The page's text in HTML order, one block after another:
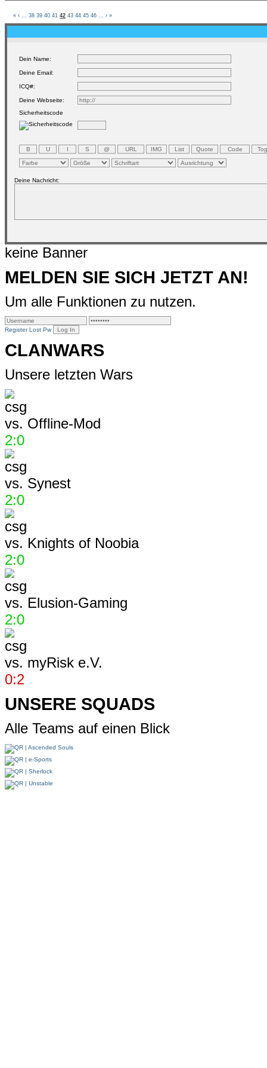
« ‹ 38 39 40 41 42 43 44 45 46 › »
Dein Name:
Deine Email:
ICQ#:
Deine Webseite:
Sicherheitscode
Deine Nachricht:
keine Banner
MELDEN SIE SICH JETZT AN!
Um alle Funktionen zu nutzen.
Register Lost Pw
CLANWARS
Unsere letzten Wars
vs. Offline-Mod
2:0
vs. Synest
2:0
vs. Knights of Noobia
2:0
vs. Elusion-Gaming
2:0
vs. myRisk e.V.
0:2
UNSERE SQUADS
Alle Teams auf einen Blick